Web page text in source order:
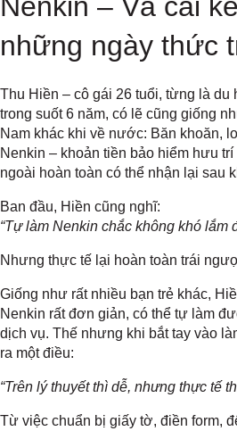
Nenkin – Và cái
những ngày thức
Thu Hiền – cô gái 26 tuổi, từng là du
trong suốt 6 năm, có lẽ cũng giống
Nam khác khi về nước: Băn khoăn,
Nenkin – khoản tiền bảo hiểm hưu
ngoài hoàn toàn có thể nhận lại sau
Ban đầu, Hiền cũng nghĩ:
“Tự làm Nenkin chắc không khó lắm
Nhưng thực tế lại hoàn toàn trái
Giống như rất nhiều bạn trẻ khác,
Nenkin rất đơn giản, có thể tự làm
dịch vụ. Thế nhưng khi bắt tay vào
ra một điều:
“Trên lý thuyết thì dễ, nhưng thực tế
Từ việc chuẩn bị giấy tờ, điền form,